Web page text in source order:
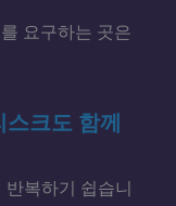
요구하는 곳은
스크도 함께
복하기 쉽습니